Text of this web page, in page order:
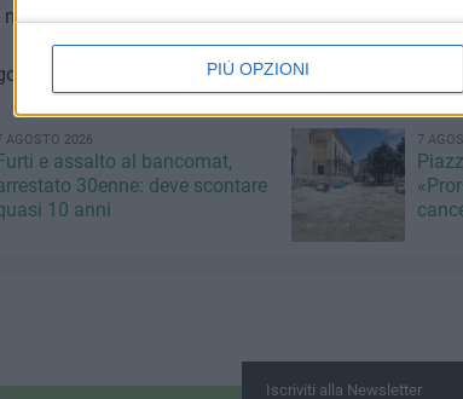
PIÙ OPZIONI
festivi le corse dei treni per Bari.
da mercoledì 19 aprile.
AGOSTO 2026
e assalto al bancomat,
30enne: deve scontare
10 anni
7
Iscriviti alla Newsletter